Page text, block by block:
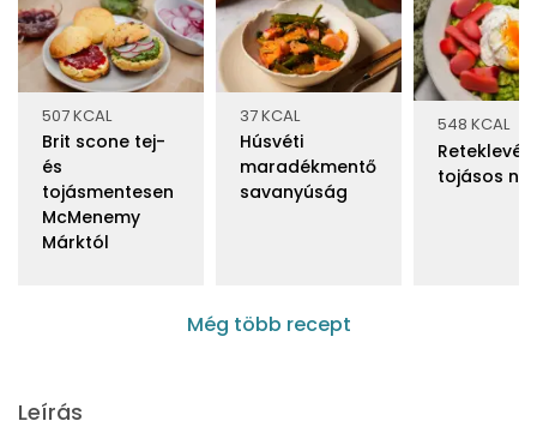
507 KCAL
Brit scone tej-
és
tojásmentesen
McMenemy
Márktól
37 KCAL
Húsvéti
maradékmentő
savanyúság
548 KCAL
tojásos
Még több recept
Leírás